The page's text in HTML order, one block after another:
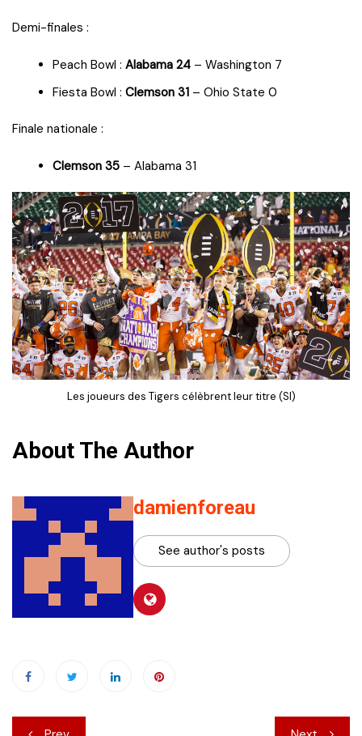
Demi-finales :
Peach Bowl : Alabama 24 – Washington 7
Fiesta Bowl : Clemson 31 – Ohio State 0
Finale nationale :
Clemson 35 – Alabama 31
Les joueurs des Tigers célèbrent leur titre (SI)
About The Author
damienforeau
See author's posts